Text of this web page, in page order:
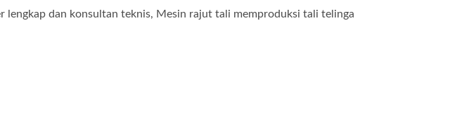
lengkap dan konsultan teknis, Mesin rajut tali memproduksi tali telinga